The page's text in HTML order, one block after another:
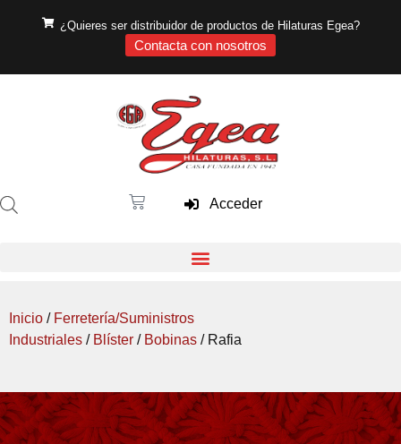
¿Quieres ser distribuidor de productos de Hilaturas Egea?
Contacta con nosotros
Acceder
Inicio / Ferretería/Suministros
Industriales / Blíster / Bobinas / Rafia